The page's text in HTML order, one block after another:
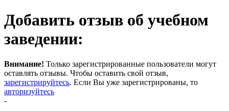
Добавить отзыв об учебном
заведении:
Внимание! Только зарегистрированные пользователи могут
оставлять отзывы. Чтобы оставить свой отзыв,
зарегистрируйтесь. Если Вы уже зарегистрированы, то
авторизуйтесь
-